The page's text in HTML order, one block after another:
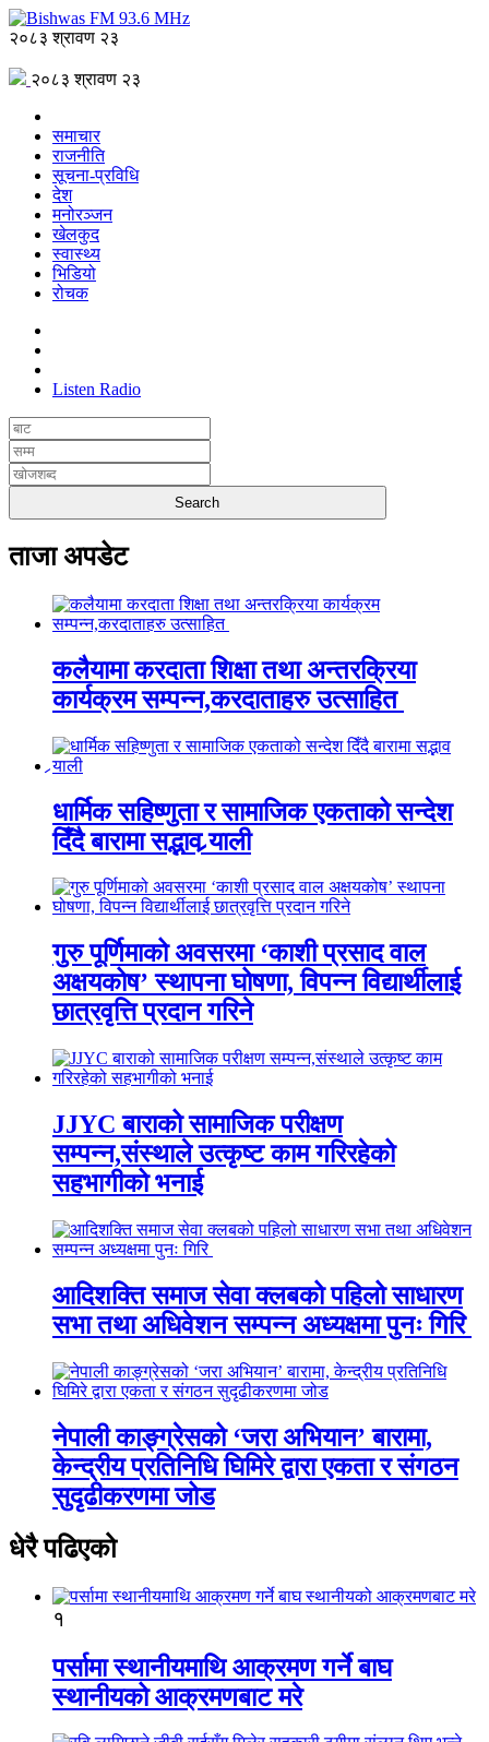
२०८३ श्रावण २३
२०८३ श्रावण २३
समाचार
राजनीति
सूचना-प्रविधि
देश
मनोरञ्जन
खेलकुद
स्वास्थ्य
भिडियो
रोचक
Listen Radio
ताजा अपडेट
कलैयामा करदाता शिक्षा तथा अन्तरक्रिया
कार्यक्रम सम्पन्न,करदाताहरु उत्साहित
धार्मिक सहिष्णुता र सामाजिक एकताको सन्देश
दिँदै बारामा सद्भाव र्‍याली
गुरु पूर्णिमाको अवसरमा ‘काशी प्रसाद वाल
अक्षयकोष’ स्थापना घोषणा, विपन्न विद्यार्थीलाई
छात्रवृत्ति प्रदान गरिने
JJYC बाराको सामाजिक परीक्षण
सम्पन्न,संस्थाले उत्कृष्ट काम गरिरहेको
सहभागीको भनाई
आदिशक्ति समाज सेवा क्लबको पहिलो साधारण
सभा तथा अधिवेशन सम्पन्न अध्यक्षमा पुनः गिरि
नेपाली काङ्ग्रेसको ‘जरा अभियान’ बारामा,
केन्द्रीय प्रतिनिधि घिमिरे द्वारा एकता र संगठन
सुदृढीकरणमा जोड
धेरै पढिएको
१
पर्सामा स्थानीयमाथि आक्रमण गर्ने बाघ
स्थानीयको आक्रमणबाट मरे